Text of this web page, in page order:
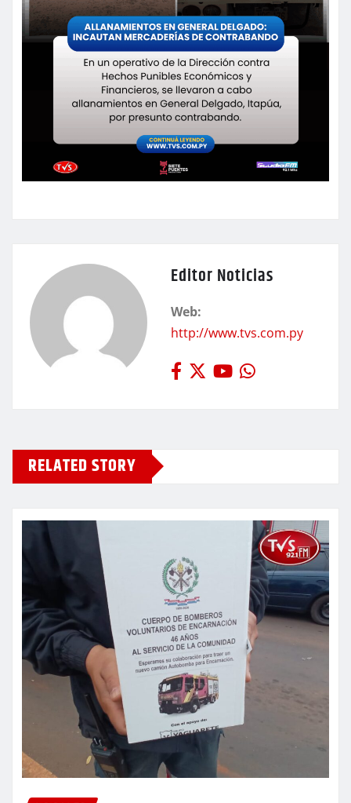
Editor Noticias
Web:
http://www.tvs.com.py
RELATED STORY